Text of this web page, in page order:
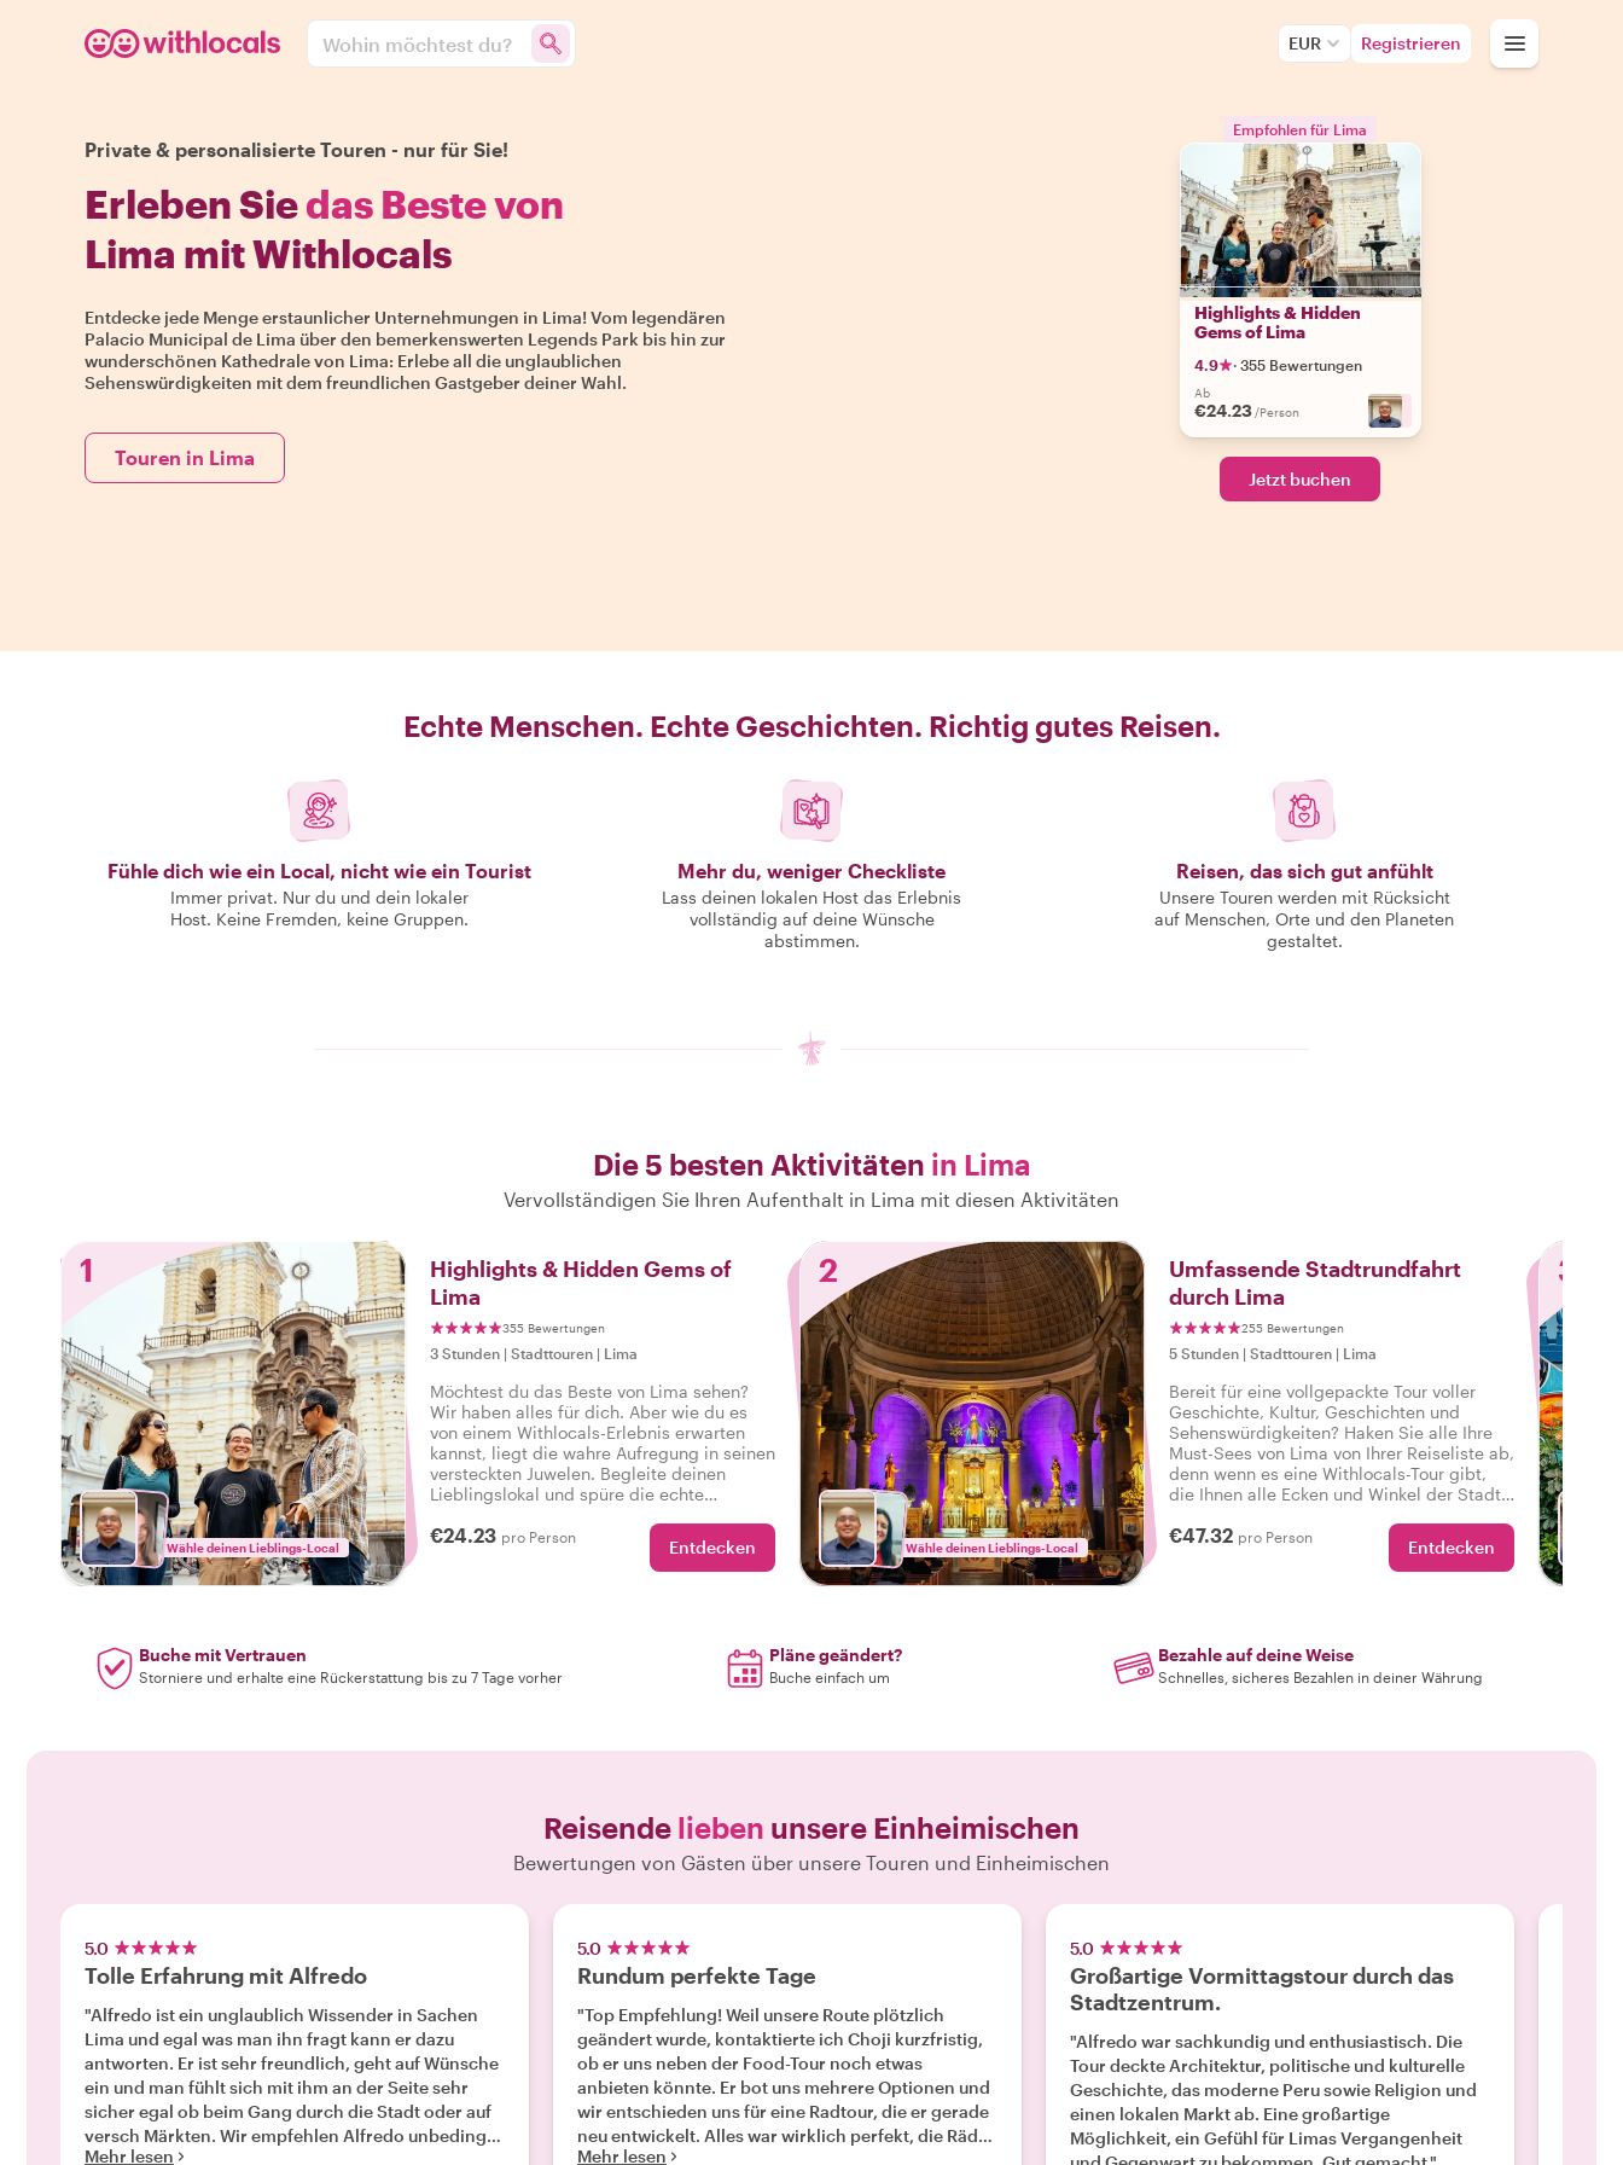
Wohin möchtest du? EUR Registrieren
Private & personalisierte Touren - nur für Sie!
Erleben Siedas Beste von
Lima mit Withlocals
Entdecke jede Menge erstaunlicher Unternehmungen in Lima! Vom legendären
Palacio Municipal de Lima über den bemerkenswerten Legends Park bis hin zur
wunderschönen Kathedrale von Lima: Erlebe all die unglaublichen
Sehenswürdigkeiten mit dem freundlichen Gastgeber deiner Wahl.
Touren in Lima
Empfohlen für Lima
Highlights & Hidden
Gems of Lima
4.9 · 355 Bewertungen
Ab
€24.23 /Person +3
Jetzt buchen
Echte Menschen. Echte Geschichten. Richtig gutes Reisen.
Fühle dich wie ein Local, nicht wie ein Tourist
Immer privat. Nur du und dein lokaler
Host. Keine Fremden, keine Gruppen.
Mehr du, weniger Checkliste
Lass deinen lokalen Host das Erlebnis
vollständig auf deine Wünsche
abstimmen.
Reisen, das sich gut anfühlt
Unsere Touren werden mit Rücksicht
auf Menschen, Orte und den Planeten
gestaltet.
Die 5 besten Aktivitäten in Lima
Vervollständigen Sie Ihren Aufenthalt in Lima mit diesen Aktivitäten
1
Wähle deinen Lieblings-Local
Highlights & Hidden Gems of
Lima
355 Bewertungen
3 Stunden | Stadttouren | Lima
Möchtest du das Beste von Lima sehen?
Wir haben alles für dich. Aber wie du es
von einem Withlocals-Erlebnis erwarten
kannst, liegt die wahre Aufregung in seinen
versteckten Juwelen. Begleite deinen
Lieblingslokal und spüre die echte
alles zu bieten hat, damit du sagen kannst:
Ich habe das echte Lima erlebt!
€24.23 pro Person Entdecken
2
Wähle deinen Lieblings-Local
Umfassende Stadtrundfahrt
durch Lima
255 Bewertungen
5 Stunden | Stadttouren | Lima
Bereit für eine vollgepackte Tour voller
Geschichte, Kultur, Geschichten und
Sehenswürdigkeiten? Haken Sie alle Ihre
Must-Sees von Lima von Ihrer Reiseliste ab,
denn wenn es eine Withlocals-Tour gibt,
die Ihnen alle Ecken und Winkel der Stadt
personalisierte Tour durch Lima.
€47.32 pro Person Entdecken
3
Buche mit Vertrauen
Storniere und erhalte eine Rückerstattung bis zu 7 Tage vorher
Pläne geändert?
Buche einfach um
Bezahle auf deine Weise
Schnelles, sicheres Bezahlen in deiner Währung
Reisende lieben unsere Einheimischen
Bewertungen von Gästen über unsere Touren und Einheimischen
5.0
Tolle Erfahrung mit Alfredo
"Alfredo ist ein unglaublich Wissender in Sachen
Lima und egal was man ihn fragt kann er dazu
antworten. Er ist sehr freundlich, geht auf Wünsche
ein und man fühlt sich mit ihm an der Seite sehr
sicher egal ob beim Gang durch die Stadt oder auf
versch Märkten. Wir empfehlen Alfredo unbedingt
und haben die 5 stündige Tour sehr genossen."
Mehr lesen
5.0
Rundum perfekte Tage
"Top Empfehlung! Weil unsere Route plötzlich
geändert wurde, kontaktierte ich Choji kurzfristig,
ob er uns neben der Food-Tour noch etwas
anbieten könnte. Er bot uns mehrere Optionen und
wir entschieden uns für eine Radtour, die er gerade
neu entwickelt. Alles war wirklich perfekt, die Räder
waren gut, wir konnten jederzeit für ein Foto
Mehr lesen
5.0
Großartige Vormittagstour durch das
Stadtzentrum.
"Alfredo war sachkundig und enthusiastisch. Die
Tour deckte Architektur, politische und kulturelle
Geschichte, das moderne Peru sowie Religion und
einen lokalen Markt ab. Eine großartige
Möglichkeit, ein Gefühl für Limas Vergangenheit